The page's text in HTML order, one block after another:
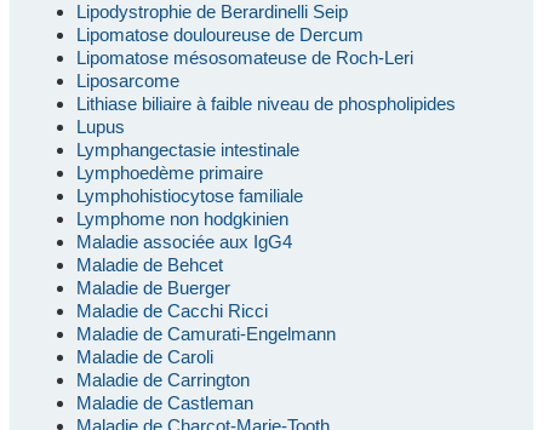
Lipodystrophie de Berardinelli Seip
Lipomatose douloureuse de Dercum
Lipomatose mésosomateuse de Roch-Leri
Liposarcome
Lithiase biliaire à faible niveau de phospholipides
Lupus
Lymphangectasie intestinale
Lymphoedème primaire
Lymphohistiocytose familiale
Lymphome non hodgkinien
Maladie associée aux IgG4
Maladie de Behcet
Maladie de Buerger
Maladie de Cacchi Ricci
Maladie de Camurati-Engelmann
Maladie de Caroli
Maladie de Carrington
Maladie de Castleman
Maladie de Charcot-Marie-Tooth